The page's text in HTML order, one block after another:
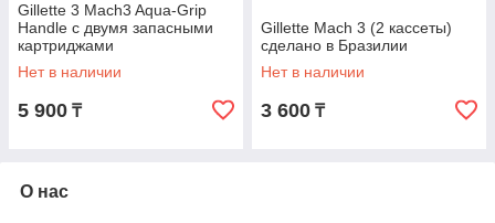
Gillette 3 Mach3 Aqua-Grip
Handle с двумя запасными
картриджами
Нет в наличии
5 900 ₸
Gillette Mach 3 (2 кассеты)
сделано в Бразилии
Нет в наличии
3 600 ₸
О нас